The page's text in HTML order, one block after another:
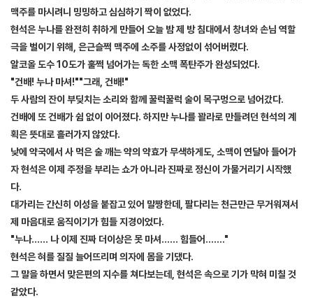
맥주를 마시려니 밍밍하고 심심하기 짝이 없었다.
현석은 누나를 완전히 취하게 만들어 오늘 밤 제 방 침대에서 창녀와 손님 역할
극을 벌이기 위해, 은근슬쩍 맥주에 소주를 사정없이 섞어버렸다.
알코올 도수 10도가 훌쩍 넘어가는 독한 소맥 폭탄주가 완성되었다.
"건배! 누나 마셔!""그래, 건배!"
두 사람의 잔이 부딪치는 소리와 함께 꿀럭꿀럭 술이 목구멍으로 넘어갔다.
건배에 또 건배가 쉼 없이 이어졌다. 하지만 누나를 꽐라로 만들려던 현석의 계
획은 뜻대로 흘러가지 않았다.
낮에 약국에서 사 먹은 술 깨는 약의 약효가 무색하게도, 소맥이 연달아 들어가
자 현석은 이제 주정을 부리는 쇼가 아니라 진짜로 정신이 가물거리기 시작했
다.
대가리는 간신히 이성을 붙잡고 있어 말짱한데, 팔다리는 천근만근 무거워져서
제 마음대로 움직이기가 힘들 지경이었다.
"누나…… 나 이제 진짜 더이상은 못 마셔…… 힘들어……."
현석은 혀를 질질 늘어뜨리며 의자에 몸을 기댔다.
그 말을 하면서 맞은편의 지수를 쳐다보는데, 현석은 속으로 기가 막혀 미칠 것
같았다.